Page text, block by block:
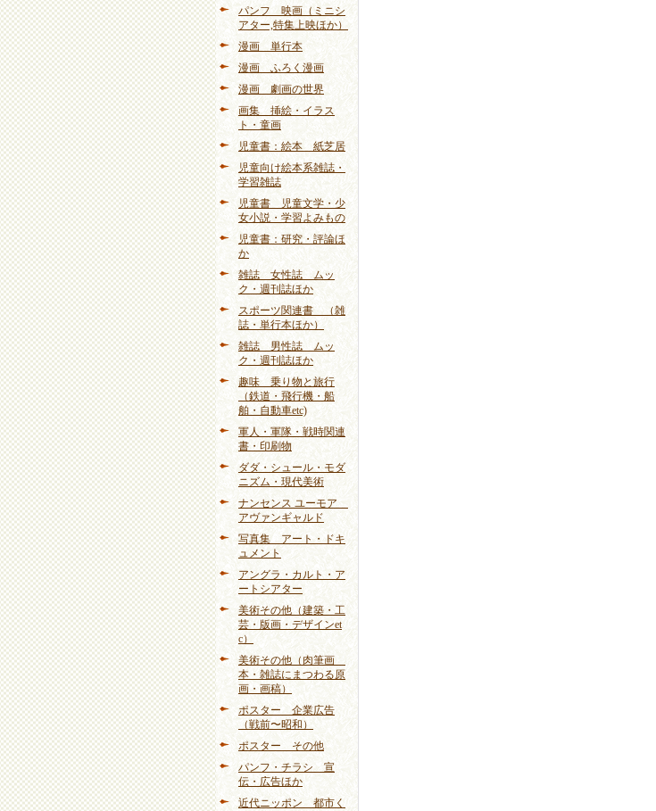
パンフ 映画（ミニシ
アター,特集上映ほか）
漫画 単行本
漫画 ふろく漫画
漫画 劇画の世界
画集 挿絵・イラス
ト・童画
児童書：絵本 紙芝居
児童向け絵本系雑誌・
学習雑誌
児童書 児童文学・少
女小説・学習よみもの
児童書：研究・評論ほ
か
雑誌 女性誌 ムッ
ク・週刊誌ほか
スポーツ関連書 （雑
誌・単行本ほか）
雑誌 男性誌 ムッ
ク・週刊誌ほか
趣味 乗り物と旅行
（鉄道・飛行機・船
舶・自動車etc)
軍人・軍隊・戦時関連
書・印刷物
ダダ・シュール・モダ
ニズム・現代美術
ナンセンス ユーモア
アヴァンギャルド
写真集 アート・ドキ
ュメント
アングラ・カルト・ア
ートシアター
美術その他（建築・工
芸・版画・デザインet
c）
美術その他（肉筆画
本・雑誌にまつわる原
画・画稿）
ポスター 企業広告
（戦前〜昭和）
ポスター その他
パンフ・チラシ 宣
伝・広告ほか
近代ニッポン 都市く